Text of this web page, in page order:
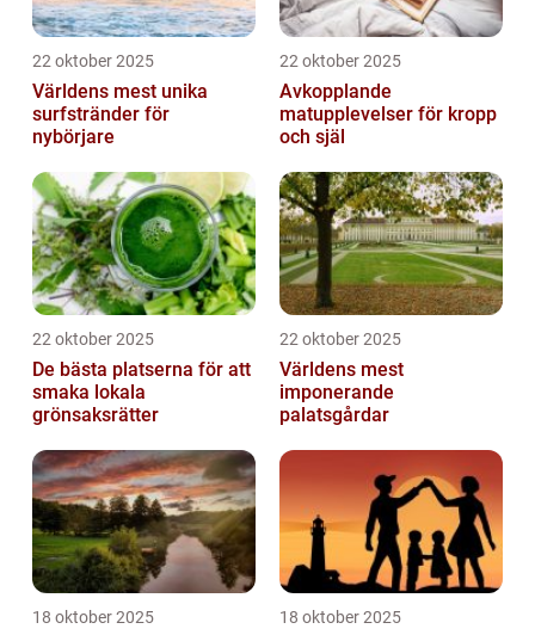
22 oktober 2025
Världens mest unika
surfstränder för
nybörjare
22 oktober 2025
Avkopplande
matupplevelser för kropp
och själ
22 oktober 2025
De bästa platserna för att
smaka lokala
grönsaksrätter
22 oktober 2025
Världens mest
imponerande
palatsgårdar
18 oktober 2025 18 oktober 2025